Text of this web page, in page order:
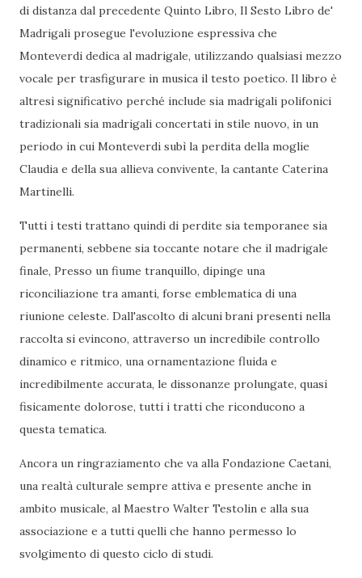
di distanza dal precedente Quinto Libro, Il Sesto Libro de'
Madrigali prosegue l'evoluzione espressiva che
Monteverdi dedica al madrigale, utilizzando qualsiasi mezzo
vocale per trasfigurare in musica il testo poetico. Il libro è
altresì significativo perché include sia madrigali polifonici
tradizionali sia madrigali concertati in stile nuovo, in un
periodo in cui Monteverdi subì la perdita della moglie
Claudia e della sua allieva convivente, la cantante Caterina
Martinelli.
Tutti i testi trattano quindi di perdite sia temporanee sia
permanenti, sebbene sia toccante notare che il madrigale
finale, Presso un fiume tranquillo, dipinge una
riconciliazione tra amanti, forse emblematica di una
riunione celeste. Dall'ascolto di alcuni brani presenti nella
raccolta si evincono, attraverso un incredibile controllo
dinamico e ritmico, una ornamentazione fluida e
incredibilmente accurata, le dissonanze prolungate, quasi
fisicamente dolorose, tutti i tratti che riconducono a
questa tematica.
Ancora un ringraziamento che va alla Fondazione Caetani,
una realtà culturale sempre attiva e presente anche in
ambito musicale, al Maestro Walter Testolin e alla sua
associazione e a tutti quelli che hanno permesso lo
svolgimento di questo ciclo di studi.